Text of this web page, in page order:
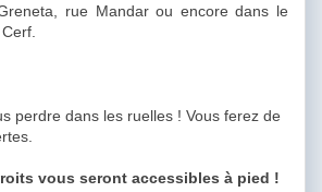
rue Mandar ou encore dans le
perdre dans les ruelles ! Vous ferez de
vous seront accessibles à pied !